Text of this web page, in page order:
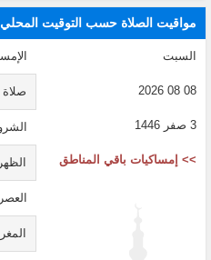
مواقيت الصلاة حسب التوقيت
السبت
08 08 2026
3 صفر 1446
>> إمساكيات باقي المناطق
صلاة
الظهر
العصر